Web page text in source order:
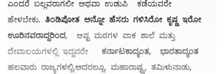
ಎಂದರೆ ಬಲ್ಲವರಾಗಲೀ ಅಥವಾ ಉಡುಪಿ ಕಡೆಯವರೇ
ಹೇಳಬೇಕು. ತಿಂಡಿಪೋತ ಅನ್ನೋ ಹೆಸರು ಗಳಿಸಿರೋ ಕೃಷ್ಣ ಇರೋ
ಊರಿನವರಾದ್ದರಿಂದ, ಆಷ್ಟ ಮಠಗಳ ಪಾಕ ಶಾಲೆ ಮತ್ತು
ದೇವಾಲಯಗಳಲ್ಲಿ ಇದ್ದವರೇ ಕರ್ನಾಟಕಾದ್ಯಂತ, ಭಾರತಾದ್ಯಂತ
ಹಲವಾರು ರಾಜ್ಯಗಳಲ್ಲಿ,ಅದರಲ್ಲೂ, ಮಹಾರಾಷ್ಟ್ರ, ತಮಿಳುನಾಡು,